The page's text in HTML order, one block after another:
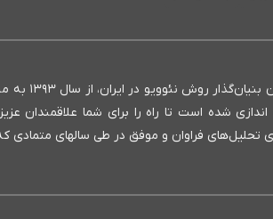
اندازی شده است تا راه را برای شما
تحلیل‌های فراوان و موفق در طی سالهای